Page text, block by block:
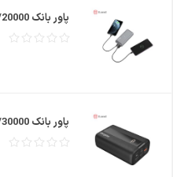
پاور بانک ENERGIZER/QE20007PQ/20000
پاور بانک ENERGIZER/UE30000PQ/30000